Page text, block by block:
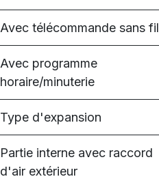
Avec télécommande sans fil
Avec programme
horaire/minuterie
Type d'expansion
Partie interne avec raccord
d'air extérieur